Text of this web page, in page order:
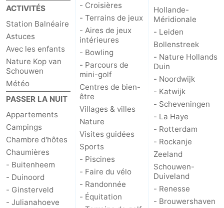
ACTIVITÉS
Station Balnéaire
Astuces
Avec les enfants
Nature Kop van
Schouwen
Météo
PASSER LA NUIT
Appartements
Campings
Chambre d'hôtes
Chaumières
- Buitenheem
- Duinoord
- Ginsterveld
- Julianahoeve
- Croisières
- Terrains de jeux
- Aires de jeux
intérieures
- Bowling
- Parcours de
mini-golf
Centres de bien-
être
Villages & villes
Nature
Visites guidées
Sports
- Piscines
- Faire du vélo
- Randonnée
- Équitation
Hollande-
Méridionale
- Leiden
Bollenstreek
- Nature Hollands
Duin
- Noordwijk
- Katwijk
- Scheveningen
- La Haye
- Rotterdam
- Rockanje
Zeeland
Schouwen-
Duiveland
- Renesse
- Brouwershaven